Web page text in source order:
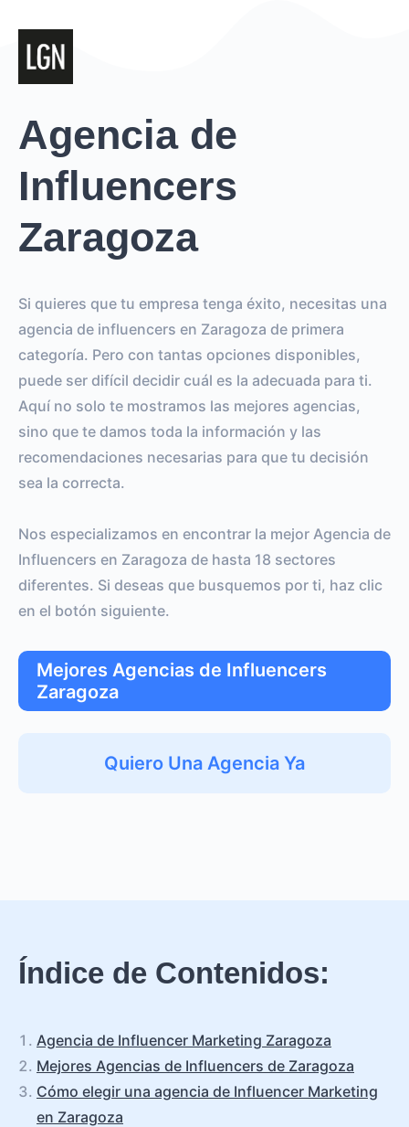
Agencia de
Influencers
Zaragoza
Si quieres que tu empresa tenga éxito, necesitas una
agencia de influencers en Zaragoza de primera
categoría. Pero con tantas opciones disponibles,
puede ser difícil decidir cuál es la adecuada para ti.
Aquí no solo te mostramos las mejores agencias,
sino que te damos toda la información y las
recomendaciones necesarias para que tu decisión
sea la correcta.
Nos especializamos en encontrar la mejor Agencia de
Influencers en Zaragoza de hasta 18 sectores
diferentes. Si deseas que busquemos por ti, haz clic
en el botón siguiente.
Mejores Agencias de Influencers
Zaragoza
Quiero Una Agencia Ya
Índice de Contenidos:
Agencia de Influencer Marketing Zaragoza
Mejores Agencias de Influencers de Zaragoza
Cómo elegir una agencia de Influencer Marketing
en Zaragoza